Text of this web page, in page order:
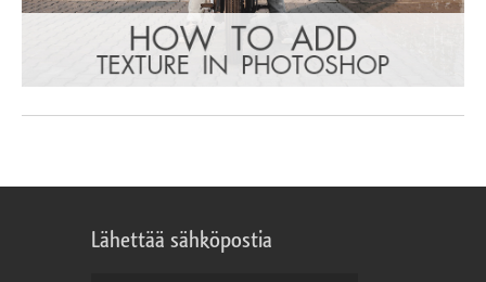
Lähettää sähköpostia